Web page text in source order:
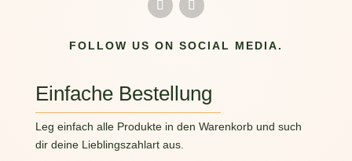
FOLLOW US ON SOCIAL MEDIA.
Einfache Bestellung
Leg einfach alle Produkte in den Warenkorb und such
dir deine Lieblingszahlart aus.